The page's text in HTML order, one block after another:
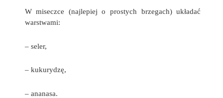
W miseczce (najlepiej o prostych brzegach) układać
warstwami:
– seler,
– kukurydzę,
– ananasa.